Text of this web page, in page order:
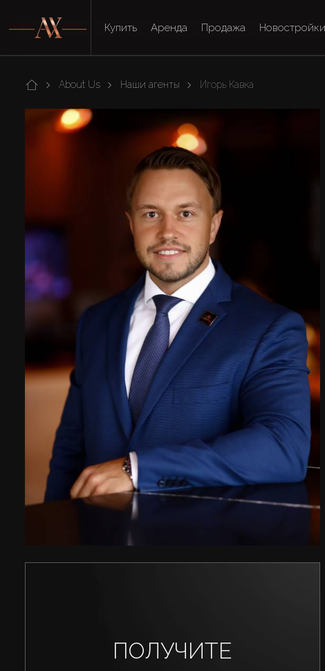
Купить Аренда Продажа Новостройки
About Us Наши агенты Игорь Кавка
ПОЛУЧИТЕ